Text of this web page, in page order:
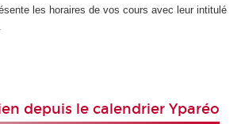
les horaires de vos cours avec leur intitulé
depuis le calendrier Yparéo